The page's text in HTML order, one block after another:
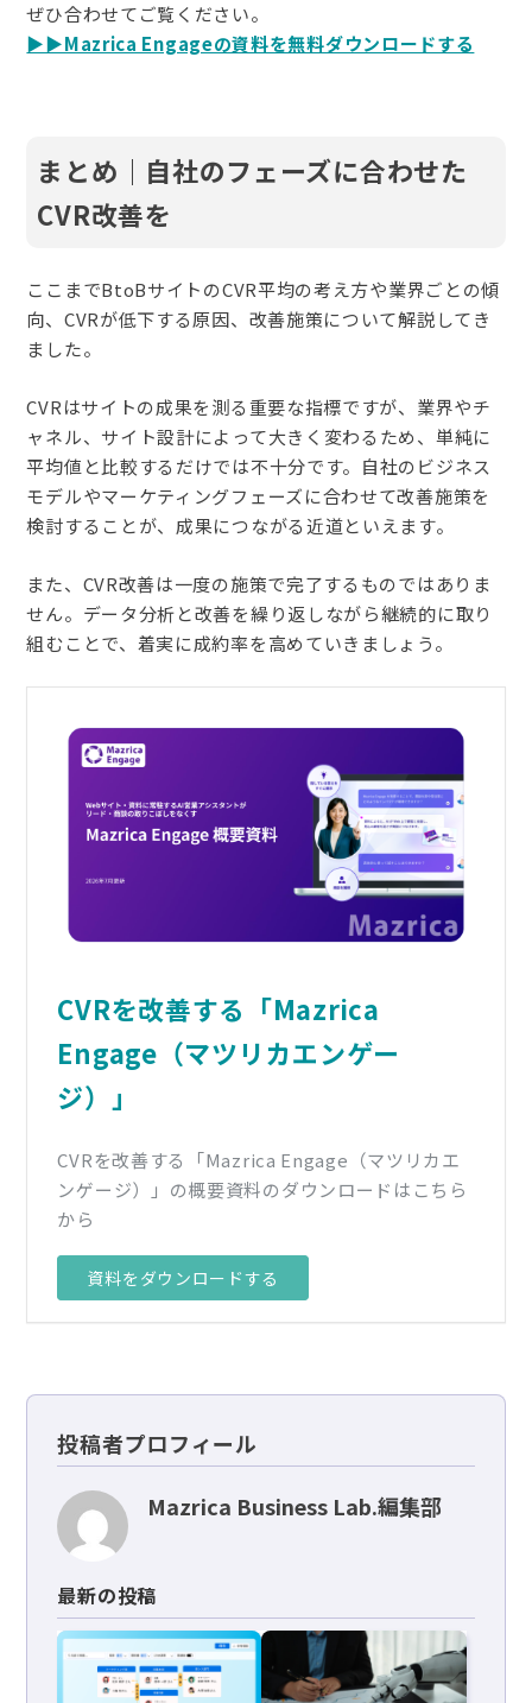
ぜひ合わせてご覧ください。
▶︎▶︎Mazrica Engageの資料を無料ダウンロードする
まとめ｜自社のフェーズに合わせた
CVR改善を
ここまでBtoBサイトのCVR平均の考え方や業界ごとの傾
向、CVRが低下する原因、改善施策について解説してき
ました。
CVRはサイトの成果を測る重要な指標ですが、業界やチ
ャネル、サイト設計によって大きく変わるため、単純に
平均値と比較するだけでは不十分です。自社のビジネス
モデルやマーケティングフェーズに合わせて改善施策を
検討することが、成果につながる近道といえます。
また、CVR改善は一度の施策で完了するものではありま
せん。データ分析と改善を繰り返しながら継続的に取り
組むことで、着実に成約率を高めていきましょう。
CVRを改善する「Mazrica
Engage（マツリカエンゲー
ジ）」
CVRを改善する「Mazrica Engage（マツリカエ
ンゲージ）」の概要資料のダウンロードはこちら
から
資料をダウンロードする
投稿者プロフィール
Mazrica Business Lab.編集部
最新の投稿